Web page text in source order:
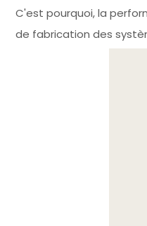
C'est pourquoi, la
de fabrication des